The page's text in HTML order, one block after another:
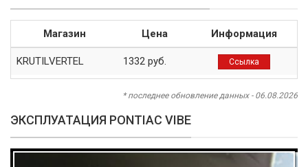
Магазин Цена Информация
KRUTILVERTEL 1332 руб. Ссылка
* последнее обновление данных - 06.08.2026
ЭКСПЛУАТАЦИЯ PONTIAC VIBE